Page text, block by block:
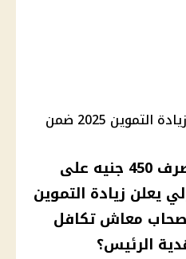
الحكومة تعلن موعد صرف زيادة التموين 2025 ضمن
القرار خلاص رسمي : صرف 450 جنيه على
يعلن زيادة التموين
معاش تكافل
الرئيس؟